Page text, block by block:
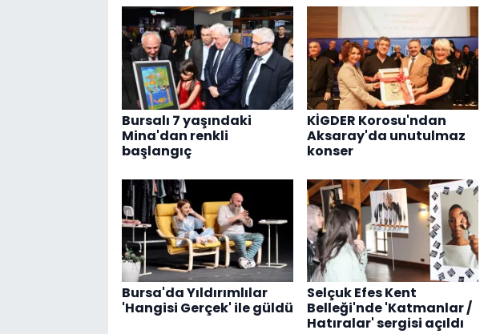
Bursalı 7 yaşındaki
Mina'dan renkli
başlangıç
KİGDER Korosu'ndan
Aksaray'da unutulmaz
konser
Bursa'da Yıldırımlılar
'Hangisi Gerçek' ile güldü
Selçuk Efes Kent
Belleği'nde 'Katmanlar /
Hatıralar' sergisi açıldı